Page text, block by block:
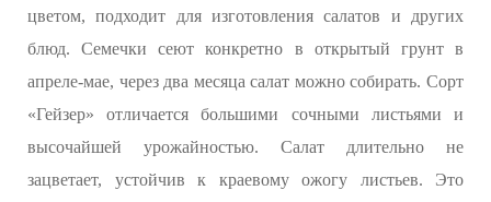
цветом, подходит для изготовления салатов и других
блюд. Семечки сеют конкретно в открытый грунт в
апреле-мае, через два месяца салат можно собирать. Сорт
«Гейзер» отличается большими сочными листьями и
высочайшей урожайностью. Салат длительно не
зацветает, устойчив к краевому ожогу листьев. Это